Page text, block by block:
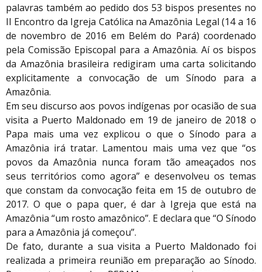
palavras também ao pedido dos 53 bispos presentes no
II Encontro da Igreja Católica na Amazônia Legal (14 a 16
de novembro de 2016 em Belém do Pará) coordenado
pela Comissão Episcopal para a Amazônia. Aí os bispos
da Amazônia brasileira redigiram uma carta solicitando
explicitamente a convocação de um Sínodo para a
Amazônia.
Em seu discurso aos povos indígenas por ocasião de sua
visita a Puerto Maldonado em 19 de janeiro de 2018 o
Papa mais uma vez explicou o que o Sínodo para a
Amazônia irá tratar. Lamentou mais uma vez que “os
povos da Amazônia nunca foram tão ameaçados nos
seus territórios como agora” e desenvolveu os temas
que constam da convocação feita em 15 de outubro de
2017. O que o papa quer, é dar à Igreja que está na
Amazônia “um rosto amazônico”. E declara que “O Sínodo
para a Amazônia já começou”.
De fato, durante a sua visita a Puerto Maldonado foi
realizada a primeira reunião em preparação ao Sínodo.